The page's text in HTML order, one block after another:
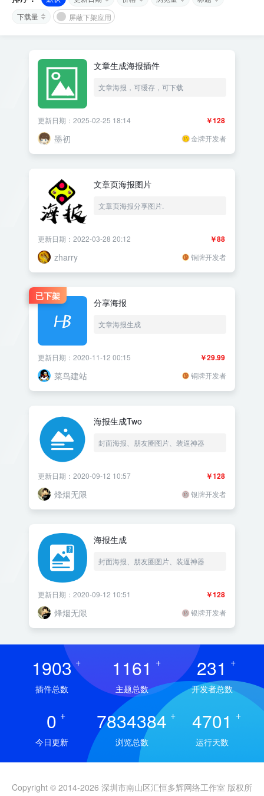
下载量
屏蔽下架应用
文章生成海报插件
文章海报，可缓存，可下载
￥128
更新日期：2025-02-25 18:14
墨初 金牌开发者
文章页海报图片
文章页海报分享图片.
￥88
更新日期：2022-03-28 20:12
zharry 铜牌开发者
已下架
分享海报
文章海报生成
￥29.99
更新日期：2020-11-12 00:15
菜鸟建站 铜牌开发者
海报生成Two
封面海报、朋友圈图片、装逼神器
￥128
更新日期：2020-09-12 10:57
烽烟无限 银牌开发者
海报生成
封面海报、朋友圈图片、装逼神器
￥128
更新日期：2020-09-12 10:51
烽烟无限 银牌开发者
1903 +
插件总数
1161 +
主题总数
231 +
开发者总数
0 +
今日更新
7834384 +
浏览总数
4701 +
运行天数
Copyright © 2014-2026 深圳市南山区汇恒多辉网络工作室 版权所